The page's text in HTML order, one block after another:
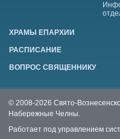
ХРАМЫ ЕПАРХИИ
РАСПИСАНИЕ
ВОПРОС СВЯЩЕННИКУ
© 2008-2026 Свято-
Набережные Челны.
Работает под управлением